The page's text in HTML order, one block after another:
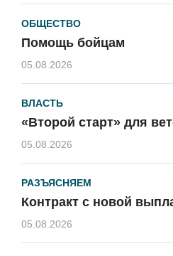
ОБЩЕСТВО
Помощь бойцам
05.08.2026
ВЛАСТЬ
«Второй старт» для
05.08.2026
РАЗЪЯСНЯЕМ
Контракт с новой
05.08.2026